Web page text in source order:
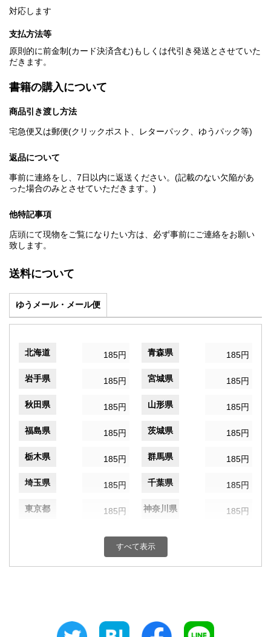
対応します
支払方法等
原則的に前金制(カード決済含む)もしくは代引き発送とさせていた
だきます。
書籍の購入について
商品引き渡し方法
宅急便又は郵便(クリックポスト、レターパック、ゆうパック等)
返品について
事前に連絡をし、7日以内に返送ください。(記載のない欠陥があ
った場合のみとさせていただきます。)
他特記事項
店頭にて現物をご覧になりたい方は、必ず事前にご連絡をお願い
致します。
送料について
ゆうメール・メール便
北海道 185円 青森県 185円
岩手県 185円 宮城県 185円
秋田県 185円 山形県 185円
福島県 185円 茨城県 185円
栃木県 185円 群馬県 185円
埼玉県 185円 千葉県 185円
東京都 185円 神奈川県 185円
185円 富山県
すべて表示